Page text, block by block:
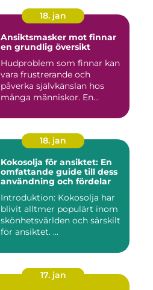
18. jan
Ansiktsmasker mot finnar
en grundlig översikt
Hudproblem som finnar kan
vara frustrerande och
påverka självkänslan hos
många människor. En
18. jan
Kokosolja för ansiktet: En
omfattande guide till dess
användning och fördelar
Introduktion: Kokosolja har
blivit alltmer populärt inom
skönhetsvärlden och särskilt
för ansiktet. ...
17. jan